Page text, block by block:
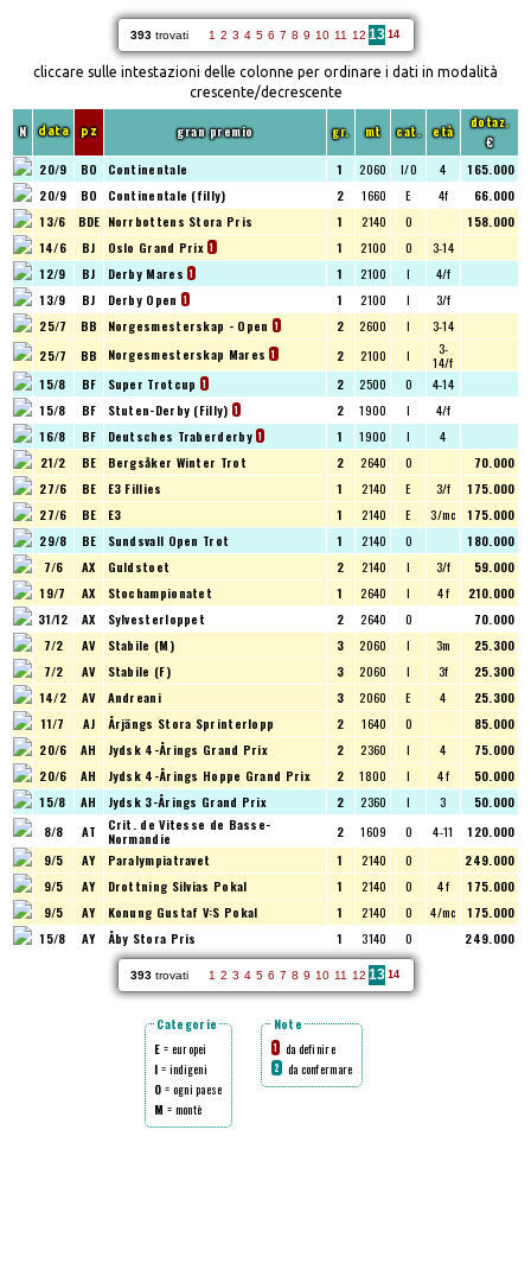
393trovati 1 2 3 4 5 6 7 8 9 10 11 12 13 14
cliccare sulle intestazioni delle colonne per ordinare i dati in modalità
crescente/decrescente
N data pz gran premio gr. mt cat. età
dotaz.
€
20/9 BO Continentale 1 2060 I/O 4
165.000
20/9
BO Continentale (filly) 2 1660 E 4f
66.000
13/6
BDE Norrbottens Stora Pris 1 2140 O
158.000
14/6
BJ Oslo Grand Prix1 1 2100 O
3-14
12/9
BJ Derby Mares1 1 2100 I
4/f
13/9
BJ Derby Open 1 1 2100 I
3/f
25/7
BB Norgesmesterskap - Open 1 2 2600 I
3-14
25/7
BB Norgesmesterskap Mares1 2 2100 I 3-
14/f
15/8
BF Super Trotcup 1 2 2500 O
4-14
15/8
BF Stuten-Derby (Filly) 1 2 1900 I
4/f
16/8
BF Deutsches Traberderby1 1 1900 I
4
21/2
BE Bergsåker Winter Trot 2 2640 O
70.000
27/6
BE E3 Fillies 1 2140 E 3/f
175.000
27/6
BE E3 1 2140 E 3/mc
175.000
29/8
BE Sundsvall Open Trot 1 2140 O
180.000
7/6
AX Guldstoet 2 2140 I 3/f
59.000
19/7
AX Stochampionatet 1 2640 I 4 f
210.000
31/12
AX Sylvesterloppet 2 2640 O
70.000
7/2
AV Stabile (M) 3 2060 I 3m
25.300
7/2
AV Stabile (F) 3 2060 I 3f
25.300
14/2
AV Andreani 3 2060 E 4
25.300
11/7
AJ Årjängs Stora Sprinterlopp 2 1640 O
85.000
20/6
AH Jydsk 4-Årings Grand Prix 2 2360 I 4
75.000
20/6
AH Jydsk 4-Årings Hoppe Grand Prix 2 1800 I 4 f
50.000
15/8
AH Jydsk 3-Årings Grand Prix 2 2360 I 3
50.000
8/8
AT Crit. de Vitesse de Basse-
Normandie 2 1609 O 4-11
120.000
9/5
AY Paralympiatravet 1 2140 O
249.000
9/5
AY Drottning Silvias Pokal 1 2140 O 4 f
175.000
9/5
AY Konung Gustaf V:S Pokal 1 2140 O 4/mc
175.000
15/8
AY Åby Stora Pris 1 3140 O 249.000
393trovati 1 2 3 4 5 6 7 8 9 10 11 12 13 14
Categorie
E = europei
I = indigeni
O = ogni paese
M = montè
Note
1 da definire
2 da confermare